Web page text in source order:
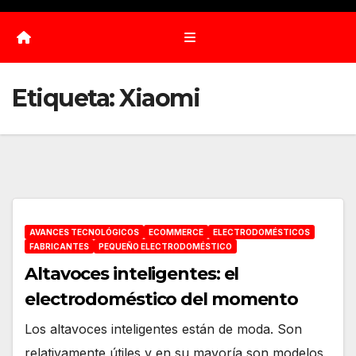
Etiqueta:Xiaomi
AVANCES TECNOLÓGICOS ECOMMERCE
ELECTRODOMÉSTICOS
FABRICANTES
PEQUEÑO ELECTRODOMÉSTICO
Altavoces inteligentes: el
electrodoméstico del momento
Los altavoces inteligentes están de moda. Son
relativamente útiles y en su mayoría son modelos